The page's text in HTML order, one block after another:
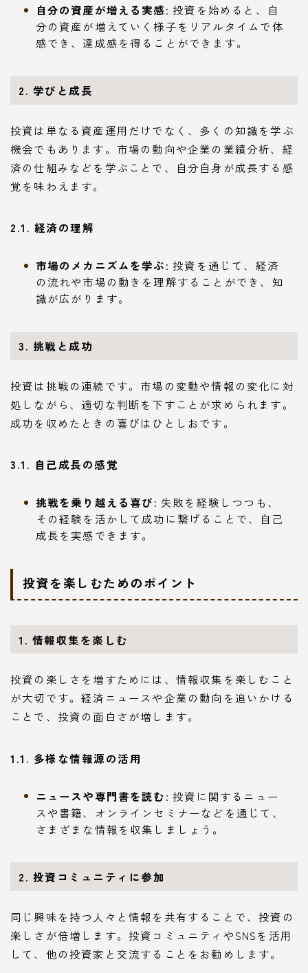
自分の資産が増える実感: 投資を始めると、自
分の資産が増えていく様子をリアルタイムで体
感でき、達成感を得ることができます。
2. 学びと成長
投資は単なる資産運用だけでなく、多くの知識を学ぶ
機会でもあります。市場の動向や企業の業績分析、経
済の仕組みなどを学ぶことで、自分自身が成長する感
覚を味わえます。
2.1. 経済の理解
市場のメカニズムを学ぶ: 投資を通じて、経済
の流れや市場の動きを理解することができ、知
識が広がります。
3. 挑戦と成功
投資は挑戦の連続です。市場の変動や情報の変化に対
処しながら、適切な判断を下すことが求められます。
成功を収めたときの喜びはひとしおです。
3.1. 自己成長の感覚
挑戦を乗り越える喜び: 失敗を経験しつつも、
その経験を活かして成功に繋げることで、自己
成長を実感できます。
投資を楽しむためのポイント
1. 情報収集を楽しむ
投資の楽しさを増すためには、情報収集を楽しむこと
が大切です。経済ニュースや企業の動向を追いかける
ことで、投資の面白さが増します。
1.1. 多様な情報源の活用
ニュースや専門書を読む: 投資に関するニュー
スや書籍、オンラインセミナーなどを通じて、
さまざまな情報を収集しましょう。
2. 投資コミュニティに参加
同じ興味を持つ人々と情報を共有することで、投資の
楽しさが倍増します。投資コミュニティやSNSを活用
して、他の投資家と交流することをお勧めします。